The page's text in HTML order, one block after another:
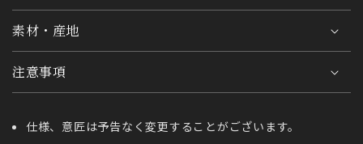
素材・産地
注意事項
仕様、意匠は予告なく変更することがございます。